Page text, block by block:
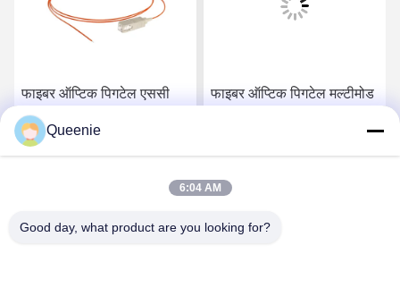
फाइबर ऑप्टिक पिगटेल एससी
फाइबर पिगटेल मल्टीमोड ओएम 1
पीवीसी
सर्वोत्तम मूल्य प्राप्त करें
फाइबर ऑप्टिक पिगटेल मल्टीमोड
Queenie
6:04 AM
Good day, what product are you looking for?